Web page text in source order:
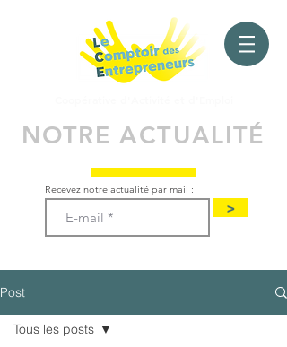
NOTRE ACTUALITÉ
Recevez notre actualité par mail :
>
Post
Tous les posts